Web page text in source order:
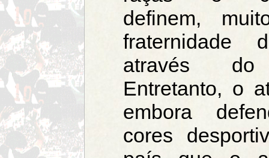
definem,
fraternidade
através do
Entretanto, o
embora
cores